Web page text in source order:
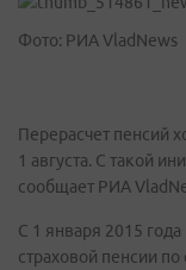
Фото: РИА VladNews
Перерасчет пенсий
1 августа. С такой
сообщает РИА
С 1 января 2015
страховой пенсии